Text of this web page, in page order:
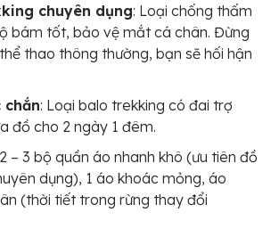
chuyên dụng: Loại chống thấm
bám tốt, bảo vệ mắt cá chân. Đừng
thao thông thường, bạn sẽ hối hận
chắn: Loại balo trekking có đai trợ
đồ cho 2 ngày 1 đêm.
2 – 3 bộ quần áo nhanh khô (ưu tiên đồ
dụng), 1 áo khoác mỏng, áo
(thời tiết trong rừng thay đổi